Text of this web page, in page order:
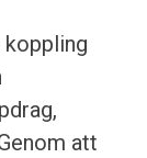
att